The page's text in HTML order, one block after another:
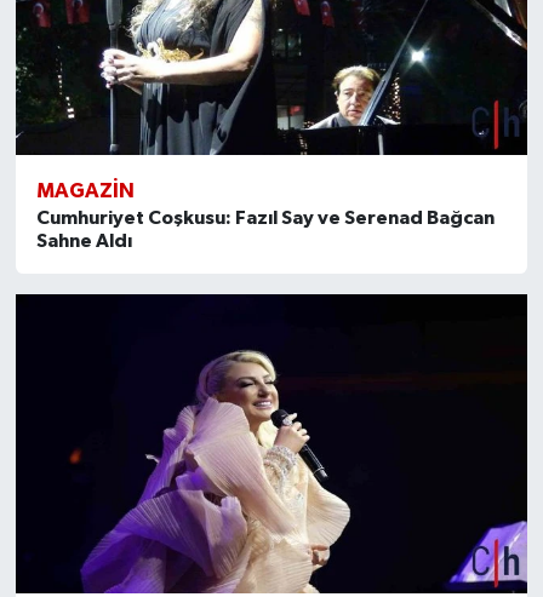
MAGAZİN
Cumhuriyet Coşkusu: Fazıl Say ve Serenad Bağcan
Sahne Aldı